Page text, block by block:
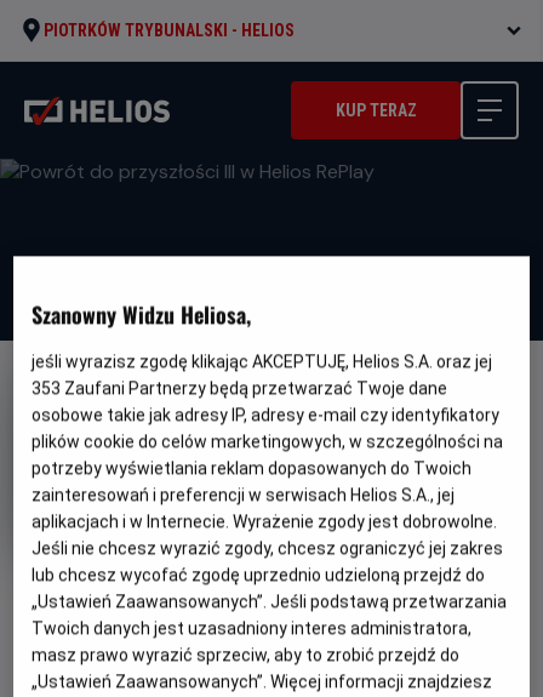
PIOTRKÓW TRYBUNALSKI - HELIOS
KUP TERAZ
OBSERWUJ
Powrót do przyszłości III w
Helios RePlay
Oryginalny
tytuł
Back to the Future Part III Gatunek
Przygodowy /
Akcja
Minimalny
wiek
Od 13 lat
Czas
trwania
128 min
REŻYSERIA SCENARIUSZ
WIĘCEJ SZCZEGÓŁÓW
Szanowny Widzu Heliosa,
jeśli wyrazisz zgodę klikając AKCEPTUJĘ, Helios S.A. oraz jej
353 Zaufani Partnerzy będą przetwarzać Twoje dane
osobowe takie jak adresy IP, adresy e-mail czy identyfikatory
plików cookie do celów marketingowych, w szczególności na
potrzeby wyświetlania reklam dopasowanych do Twoich
zainteresowań i preferencji w serwisach Helios S.A., jej
aplikacjach i w Internecie. Wyrażenie zgody jest dobrowolne.
Jeśli nie chcesz wyrazić zgody, chcesz ograniczyć jej zakres
lub chcesz wycofać zgodę uprzednio udzieloną przejdź do
„Ustawień Zaawansowanych”. Jeśli podstawą przetwarzania
Twoich danych jest uzasadniony interes administratora,
masz prawo wyrazić sprzeciw, aby to zrobić przejdź do
„Ustawień Zaawansowanych”. Więcej informacji znajdziesz